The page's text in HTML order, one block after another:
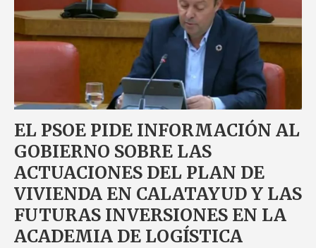
EL PSOE PIDE INFORMACIÓN AL
GOBIERNO SOBRE LAS
ACTUACIONES DEL PLAN DE
VIVIENDA EN CALATAYUD Y LAS
FUTURAS INVERSIONES EN LA
ACADEMIA DE LOGÍSTICA